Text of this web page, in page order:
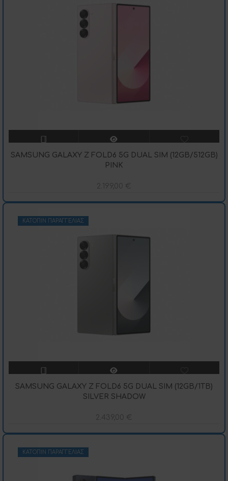
SAMSUNG GALAXY Z FOLD6 5G DUAL SIM (12GB/512GB)
PINK
2.199,00 €
ΚΑΤΌΠΙΝ ΠΑΡΑΓΓΕΛΊΑΣ
SAMSUNG GALAXY Z FOLD6 5G DUAL SIM (12GB/1TB)
SILVER SHADOW
2.439,00 €
ΚΑΤΌΠΙΝ ΠΑΡΑΓΓΕΛΊΑΣ